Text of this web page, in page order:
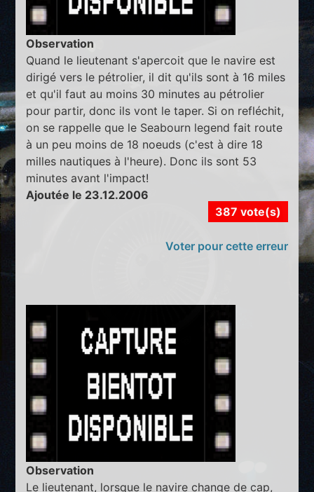
Observation
Quand le lieutenant s'apercoit que le navire est
dirigé vers le pétrolier, il dit qu'ils sont à 16 miles
et qu'il faut au moins 30 minutes au pétrolier
pour partir, donc ils vont le taper. Si on refléchit,
on se rappelle que le Seabourn legend fait route
à un peu moins de 18 noeuds (c'est à dire 18
milles nautiques à l'heure). Donc ils sont 53
minutes avant l'impact!
Ajoutée le 23.12.2006
387 vote(s)
Voter pour cette erreur
Observation
Le lieutenant, lorsque le navire change de cap,